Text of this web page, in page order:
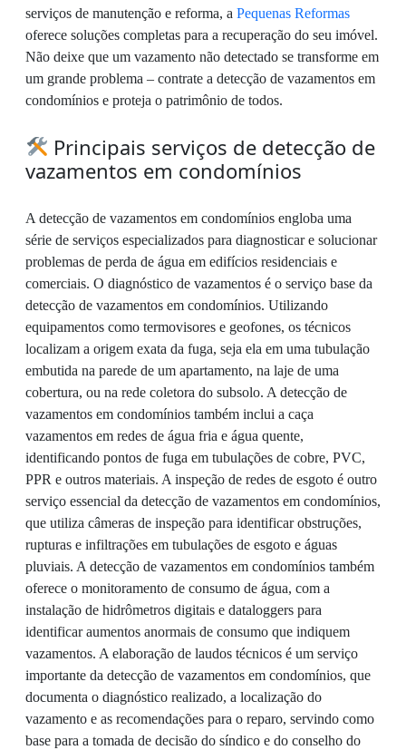
serviços de manutenção e reforma, a Pequenas Reformas
oferece soluções completas para a recuperação do seu imóvel.
Não deixe que um vazamento não detectado se transforme em
um grande problema – contrate a detecção de vazamentos em
condomínios e proteja o patrimônio de todos.
Principais serviços de detecção de
vazamentos em condomínios
A detecção de vazamentos em condomínios engloba uma
série de serviços especializados para diagnosticar e solucionar
problemas de perda de água em edifícios residenciais e
comerciais. O diagnóstico de vazamentos é o serviço base da
detecção de vazamentos em condomínios. Utilizando
equipamentos como termovisores e geofones, os técnicos
localizam a origem exata da fuga, seja ela em uma tubulação
embutida na parede de um apartamento, na laje de uma
cobertura, ou na rede coletora do subsolo. A detecção de
vazamentos em condomínios também inclui a caça
vazamentos em redes de água fria e água quente,
identificando pontos de fuga em tubulações de cobre, PVC,
PPR e outros materiais. A inspeção de redes de esgoto é outro
serviço essencial da detecção de vazamentos em condomínios,
que utiliza câmeras de inspeção para identificar obstruções,
rupturas e infiltrações em tubulações de esgoto e águas
pluviais. A detecção de vazamentos em condomínios também
oferece o monitoramento de consumo de água, com a
instalação de hidrômetros digitais e dataloggers para
identificar aumentos anormais de consumo que indiquem
vazamentos. A elaboração de laudos técnicos é um serviço
importante da detecção de vazamentos em condomínios, que
documenta o diagnóstico realizado, a localização do
vazamento e as recomendações para o reparo, servindo como
base para a tomada de decisão do síndico e do conselho do